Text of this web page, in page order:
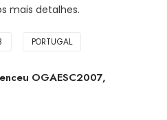
mais detalhes.
PORTUGAL
OGAESC2007,